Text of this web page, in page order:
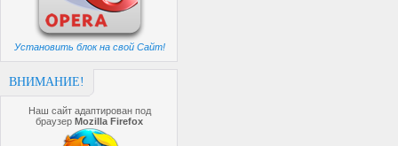
Установить блок на свой Сайт!
ВНИМАНИЕ!
Наш сайт адаптирован под
браузерMozilla Firefox